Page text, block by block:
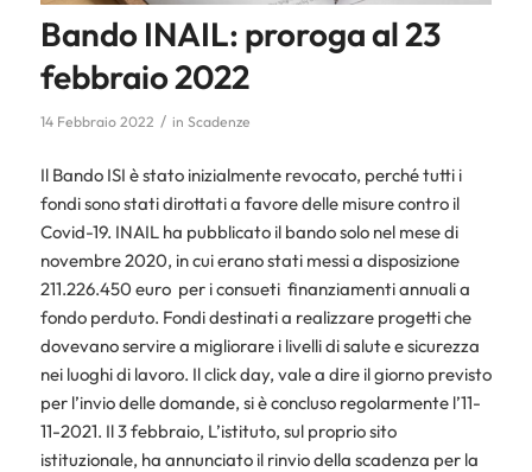
Bando INAIL: proroga al 23
febbraio 2022
14 Febbraio 2022 / in Scadenze
Il Bando ISI è stato inizialmente revocato, perché tutti i
fondi sono stati dirottati a favore delle misure contro il
Covid-19. INAIL ha pubblicato il bando solo nel mese di
novembre 2020, in cui erano stati messi a disposizione
211.226.450 euro per i consueti finanziamenti annuali a
fondo perduto. Fondi destinati a realizzare progetti che
dovevano servire a migliorare i livelli di salute e sicurezza
nei luoghi di lavoro. Il click day, vale a dire il giorno previsto
per l’invio delle domande, si è concluso regolarmente l’11-
11-2021. Il 3 febbraio, L’istituto, sul proprio sito
istituzionale, ha annunciato il rinvio della scadenza per la